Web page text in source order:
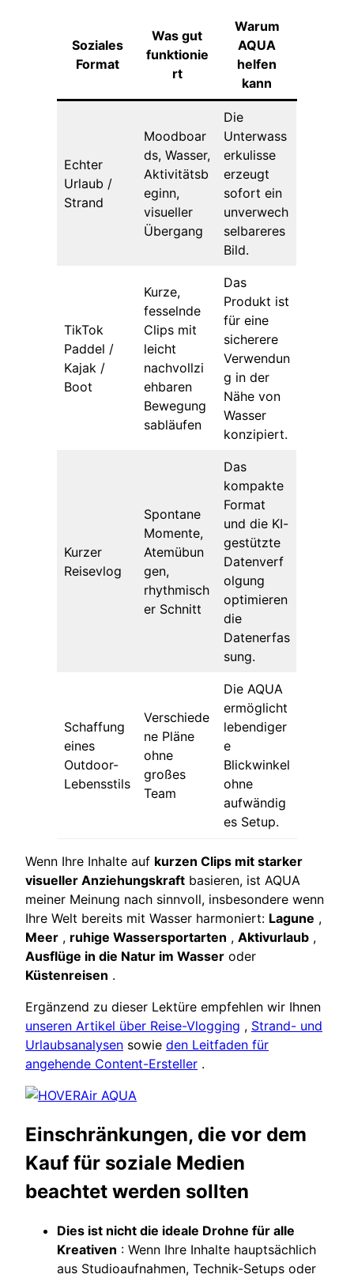
Soziales
Format
Was gut
funktionie
rt
Warum
AQUA
helfen
kann
Echter
Urlaub /
Strand
Moodboar
ds, Wasser,
Aktivitätsb
eginn,
visueller
Übergang
Die
Unterwass
erkulisse
erzeugt
sofort ein
unverwech
selbareres
Bild.
TikTok
Paddel /
Kajak /
Boot
Kurze,
fesselnde
Clips mit
leicht
nachvollzi
ehbaren
Bewegung
sabläufen
Das
Produkt ist
für eine
sicherere
Verwendun
g in der
Nähe von
Wasser
konzipiert.
Kurzer
Reisevlog
Spontane
Momente,
Atemübun
gen,
rhythmisch
er Schnitt
Das
kompakte
Format
und die KI-
gestützte
Datenverf
olgung
optimieren
die
Datenerfas
sung.
Schaffung
eines
Outdoor-
Lebensstils
Verschiede
ne Pläne
ohne
großes
Team
Die AQUA
ermöglicht
lebendiger
e
Blickwinkel
ohne
aufwändig
es Setup.
Wenn Ihre Inhalte auf kurzen Clips mit starker
visueller Anziehungskraft basieren, ist AQUA
meiner Meinung nach sinnvoll, insbesondere wenn
Ihre Welt bereits mit Wasser harmoniert: Lagune ,
Meer , ruhige Wassersportarten , Aktivurlaub ,
Ausflüge in die Natur im Wasser oder
Küstenreisen .
Ergänzend zu dieser Lektüre empfehlen wir Ihnen
unseren Artikel über Reise-Vlogging , Strand- und
Urlaubsanalysen sowie den Leitfaden für
angehende Content-Ersteller .
Einschränkungen, die vor dem
Kauf für soziale Medien
beachtet werden sollten
Dies ist nicht die ideale Drohne für alle
Kreativen : Wenn Ihre Inhalte hauptsächlich
aus Studioaufnahmen, Technik-Setups oder